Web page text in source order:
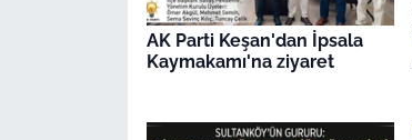
AK Parti Keşan'dan İpsala
Kaymakamı'na ziyaret